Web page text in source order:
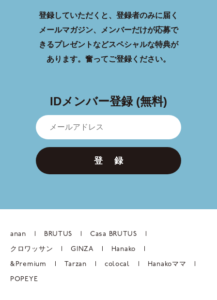
登録していただくと、登録者のみに届く
メールマガジン、メンバーだけが応募で
きるプレゼントなどスペシャルな特典が
あります。 奮ってご登録ください。
IDメンバー登録 (無料)
登 録
anan BRUTUS Casa BRUTUS
クロワッサン GINZA Hanako
&Premium Tarzan colocal Hanakoママ
POPEYE